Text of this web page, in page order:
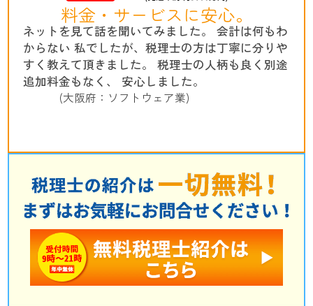
料金・サービスに安心。
ネットを見て話を聞いてみました。 会計は何もわ
からない 私でしたが、税理士の方は丁寧に分りや
すく教えて頂きました。 税理士の人柄も良く別途
追加料金もなく、 安心しました。
(大阪府：ソフトウェア業)